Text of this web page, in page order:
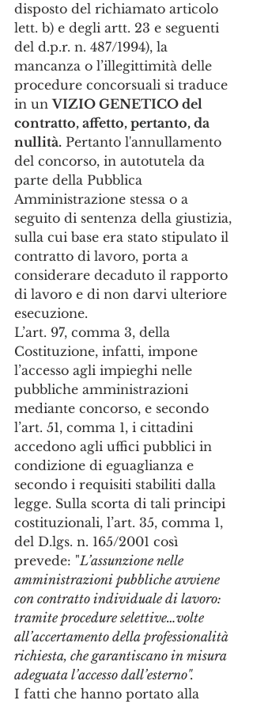
disposto del richiamato articolo
lett. b) e degli artt. 23 e seguenti
del d.p.r. n. 487/1994), la
mancanza o l’illegittimità delle
procedure concorsuali si traduce
in un VIZIO GENETICO del
contratto, affetto, pertanto, da
nullità. Pertanto l'annullamento
del concorso, in autotutela da
parte della Pubblica
Amministrazione stessa o a
seguito di sentenza della giustizia,
sulla cui base era stato stipulato il
contratto di lavoro, porta a
considerare decaduto il rapporto
di lavoro e di non darvi ulteriore
esecuzione.
L’art. 97, comma 3, della
Costituzione, infatti, impone
l’accesso agli impieghi nelle
pubbliche amministrazioni
mediante concorso, e secondo
l’art. 51, comma 1, i cittadini
accedono agli uffici pubblici in
condizione di eguaglianza e
secondo i requisiti stabiliti dalla
legge. Sulla scorta di tali principi
costituzionali, l’art. 35, comma 1,
del D.lgs. n. 165/2001 così
prevede: "L’assunzione nelle
amministrazioni pubbliche avviene
con contratto individuale di lavoro:
tramite procedure selettive…volte
all’accertamento della professionalità
richiesta, che garantiscano in misura
adeguata l’accesso dall’esterno".
I fatti che hanno portato alla